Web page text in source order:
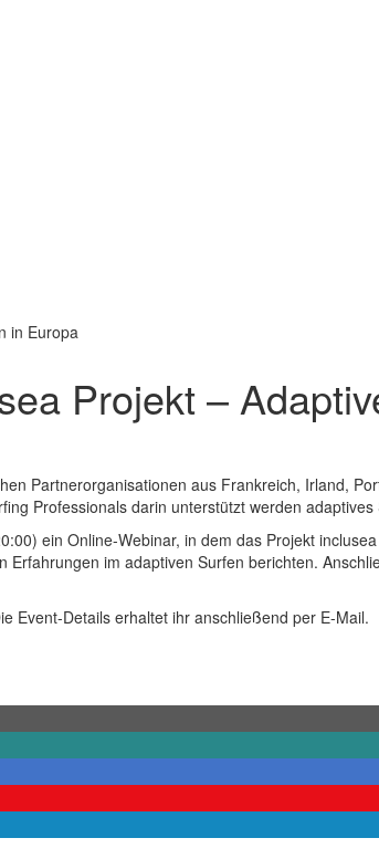
in Europa
Projekt –
Partnerorganisationen aus Frankreich, Irland,
Professionals darin unterstützt werden
ein Online-Webinar, in dem das Projekt
im adaptiven Surfen berichten.
Event-Details erhaltet ihr anschließend per E-Mail.